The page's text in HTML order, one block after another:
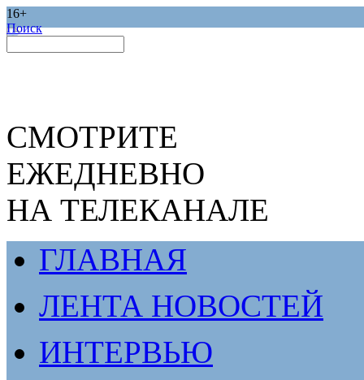
16+
Поиск
СМОТРИТЕ
ЕЖЕДНЕВНО
НА ТЕЛЕКАНАЛЕ
ГЛАВНАЯ
ЛЕНТА НОВОСТЕЙ
ИНТЕРВЬЮ